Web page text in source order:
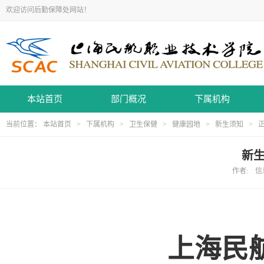
欢迎访问后勤保障处网站！
本站首页 部门概况 下属机构
当前位置： 本站首页 > 下属机构 > 卫生保健 > 健康园地 > 新生须知 >
新
作者: 信
上海民